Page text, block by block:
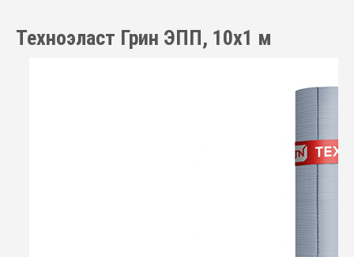
Техноэласт Грин ЭПП, 10х1 м